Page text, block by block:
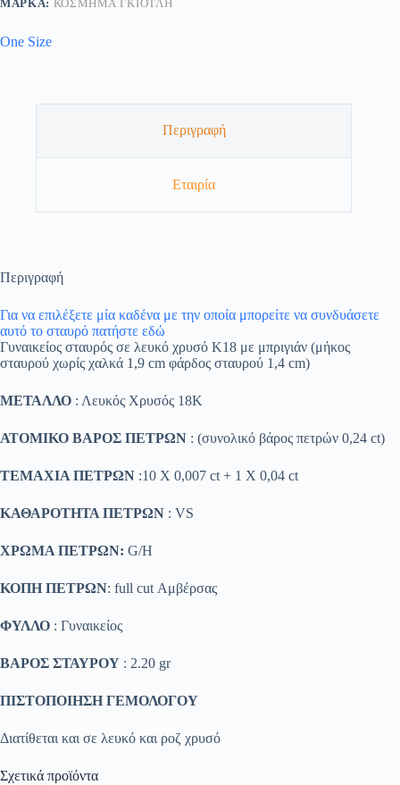
ΜΆΡΚΑ: ΚΟΣΜΗΜΑ ΓΚΙΟΤΛΗ
One Size
Περιγραφή
Εταιρία
Περιγραφή
Για να επιλέξετε μία καδένα με την οποία μπορείτε να συνδυάσετε
αυτό το σταυρό πατήστε εδώ
Γυναικείος σταυρός σε λευκό χρυσό Κ18 με μπριγιάν (μήκος
σταυρού χωρίς χαλκά 1,9 cm φάρδος σταυρού 1,4 cm)
ΜΕΤΑΛΛΟ : Λευκός Χρυσός 18K
ΑΤΟΜΙΚΟ ΒΑΡΟΣ ΠΕΤΡΩΝ : (συνολικό βάρος πετρών 0,24 ct)
ΤΕΜΑΧΙΑ ΠΕΤΡΩΝ :10 X 0,007 ct + 1 X 0,04 ct
ΚΑΘΑΡΟΤΗΤΑ ΠΕΤΡΩΝ : VS
ΧΡΩΜΑ ΠΕΤΡΩΝ: G/H
ΚΟΠΗ ΠΕΤΡΩΝ: full cut Αμβέρσας
ΦΥΛΛΟ : Γυναικείος
ΒΑΡΟΣ ΣΤΑΥΡΟΥ : 2.20 gr
ΠΙΣΤΟΠΟΙΗΣΗ ΓΕΜΟΛΟΓΟΥ
Διατίθεται και σε λευκό και ροζ χρυσό
Σχετικά προϊόντα